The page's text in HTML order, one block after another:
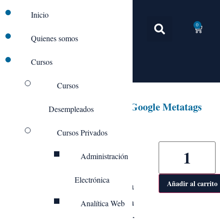
0
IFCD88_Google Analytics y Google Metatags
– Comprender la
información quereporta
Añadir al carrito
Inicio
Quienes somos
Cursos
Cursos
Desempleados
Cursos Privados
Administración
Electrónica
Analítica Web